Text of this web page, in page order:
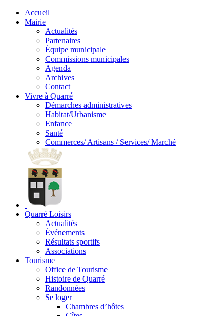
Accueil
Mairie
Actualités
Partenaires
Équipe municipale
Commissions municipales
Agenda
Archives
Contact
Vivre à Quarré
Démarches administratives
Habitat/Urbanisme
Enfance
Santé
Commerces/ Artisans / Services/ Marché
Quarré Loisirs
Actualités
Événements
Résultats sportifs
Associations
Tourisme
Office de Tourisme
Histoire de Quarré
Randonnées
Se loger
Chambres d’hôtes